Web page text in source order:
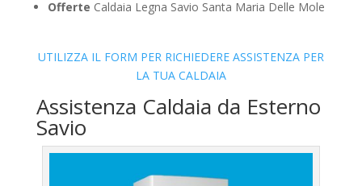
Offerte Caldaia Legna Savio Santa Maria Delle Mole
UTILIZZA IL FORM PER RICHIEDERE ASSISTENZA PER
LA TUA CALDAIA
Assistenza Caldaia da Esterno
Savio